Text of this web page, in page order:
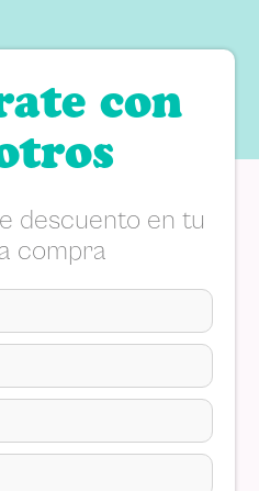
con
descuento en tu
compra